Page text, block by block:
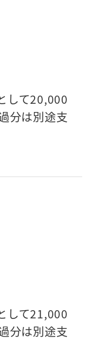
して20,000
分は別途支
して21,000
分は別途支